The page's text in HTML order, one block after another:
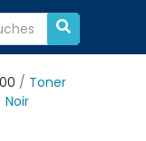
Toner
Noir